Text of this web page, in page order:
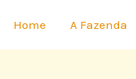
Home A Fazenda